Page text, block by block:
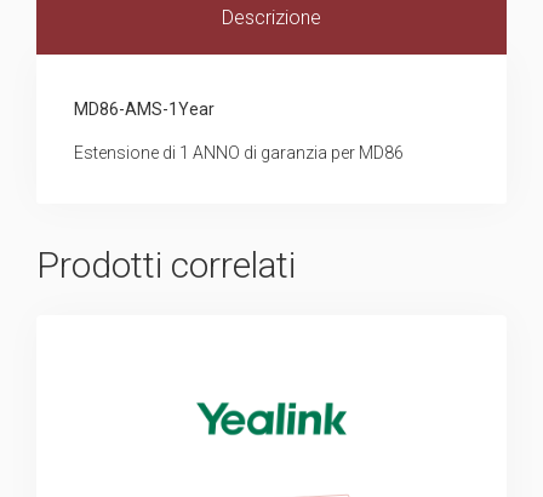
Descrizione
MD86-AMS-1Year
Estensione di 1 ANNO di garanzia per MD86
Prodotti correlati